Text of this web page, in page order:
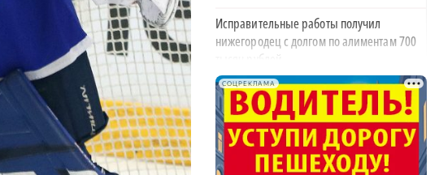
×
Исправительные работы получил
нижегородец с долгом по алиментам 700
тысяч рублей
17:37
Обращения пострадавших продавцов WB
рассмотрят на заседании оперштаба в
августе
17:21
СОЦРЕКЛАМА